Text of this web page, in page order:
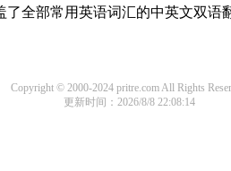
全部常用英语词汇的中英文双语
Copyright © 2000-2024 pritre.com All Rights
更新时间：2026/8/8 22:08:14